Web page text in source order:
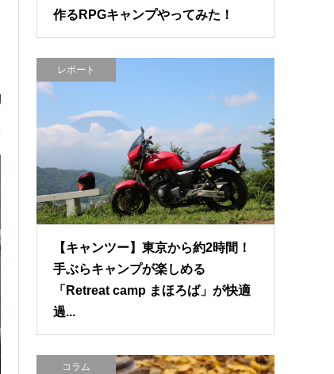
作るRPGキャンプやってみた！
レポート
【キャンツー】東京から約2時間！
手ぶらキャンプが楽しめる
「Retreat camp まほろば」が快適
過...
コラム